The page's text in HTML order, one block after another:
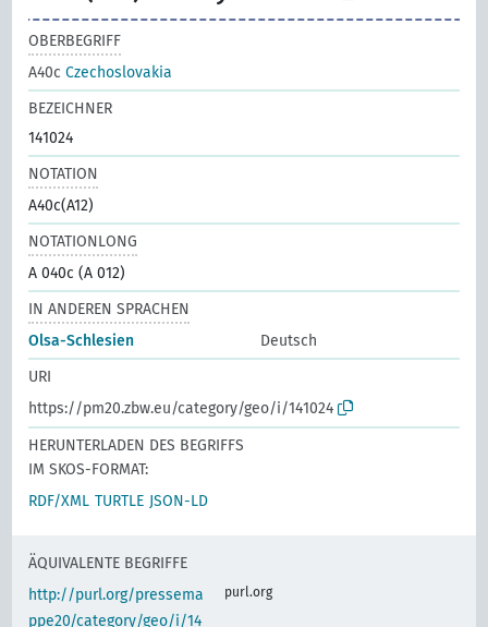
OBERBEGRIFF
A40cCzechoslovakia
BEZEICHNER
141024
NOTATION
A40c(A12)
NOTATIONLONG
A 040c (A 012)
IN ANDEREN SPRACHEN
Olsa-Schlesien
Deutsch
URI
https://pm20.zbw.eu/category/geo/i/141024
HERUNTERLADEN DES BEGRIFFS
IM SKOS-FORMAT:
RDF/XML TURTLE JSON-LD
ÄQUIVALENTE BEGRIFFE
http://purl.org/pressema
ppe20/category/geo/i/14
purl.org